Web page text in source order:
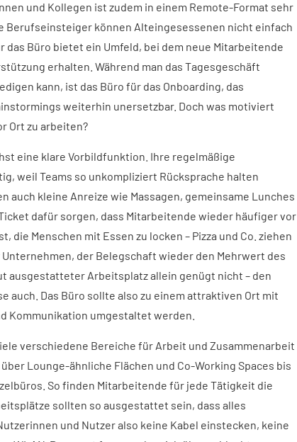
und Kollegen ist zudem in einem Remote-Format sehr
Berufseinsteiger können Alteingesessenen nicht einfach
das Büro bietet ein Umfeld, bei dem neue Mitarbeitende
erhalten. Während man das Tagesgeschäft
kann, ist das Büro für das Onboarding, das
weiterhin unersetzbar. Doch was motiviert
Ort zu arbeiten?
eine klare Vorbildfunktion. Ihre regelmäßige
weil Teams so unkompliziert Rücksprache halten
auch kleine Anreize wie Massagen, gemeinsame Lunches
dafür sorgen, dass Mitarbeitende wieder häufiger vor
die Menschen mit Essen zu locken – Pizza und Co. ziehen
der Belegschaft wieder den Mehrwert des
ausgestatteter Arbeitsplatz allein genügt nicht – den
auch. Das Büro sollte also zu einem attraktiven Ort mit
Kommunikation umgestaltet werden.
verschiedene Bereiche für Arbeit und Zusammenarbeit
Lounge-ähnliche Flächen und Co-Working Spaces bis
So finden Mitarbeitende für jede Tätigkeit die
sollten so ausgestattet sein, dass alles
und Nutzer also keine Kabel einstecken, keine